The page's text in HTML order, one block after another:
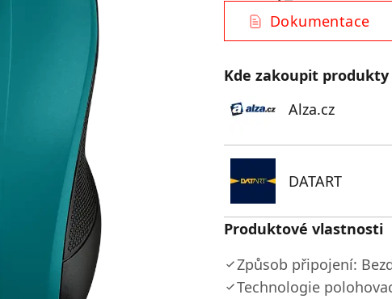
Dokumentace
Produktové vlastnosti
Způsob připojení:
Technologie
Kde zakoupit produkty
Alza.cz
DATART